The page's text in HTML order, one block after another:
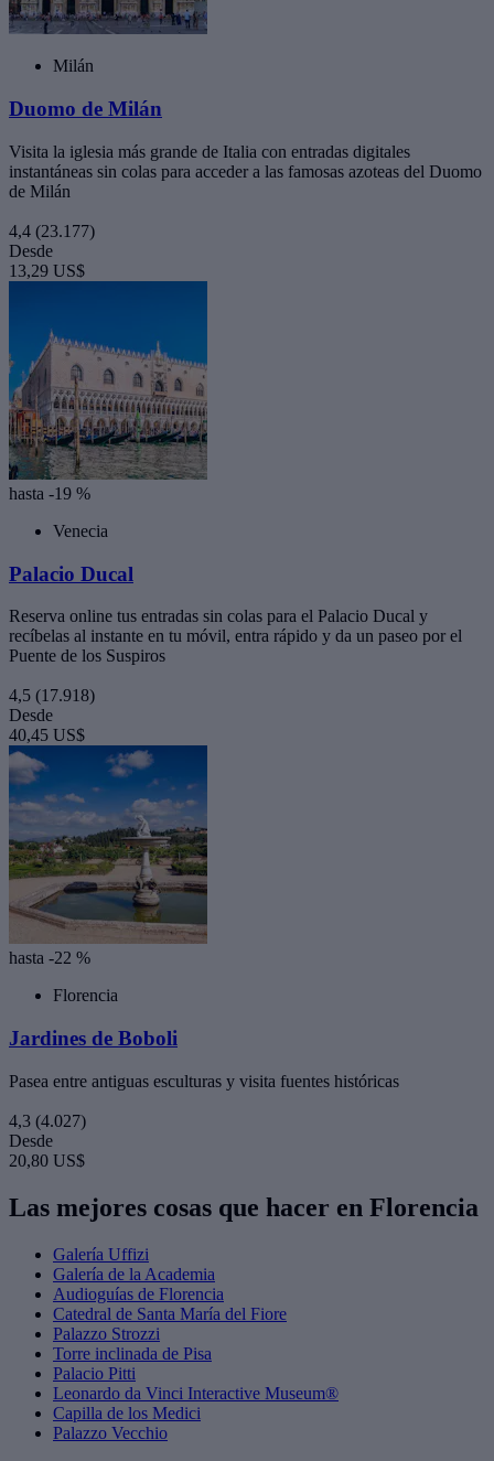
Milán
Duomo de Milán
Visita la iglesia más grande de Italia con entradas digitales
instantáneas sin colas para acceder a las famosas azoteas del Duomo
de Milán
4,4 (23.177)
Desde
13,29 US$
hasta -19 %
Venecia
Palacio Ducal
Reserva online tus entradas sin colas para el Palacio Ducal y
recíbelas al instante en tu móvil, entra rápido y da un paseo por el
Puente de los Suspiros
4,5 (17.918)
Desde
40,45 US$
hasta -22 %
Florencia
Jardines de Boboli
Pasea entre antiguas esculturas y visita fuentes históricas
4,3 (4.027)
Desde
20,80 US$
Las mejores cosas que hacer en Florencia
Galería Uffizi
Galería de la Academia
Audioguías de Florencia
Catedral de Santa María del Fiore
Palazzo Strozzi
Torre inclinada de Pisa
Palacio Pitti
Leonardo da Vinci Interactive Museum®
Capilla de los Medici
Palazzo Vecchio